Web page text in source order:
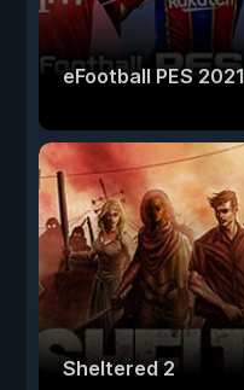
eFootball PES 2021
Sheltered 2